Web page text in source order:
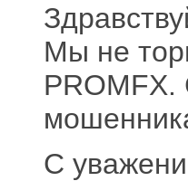
Мы не
PROMFX.
С